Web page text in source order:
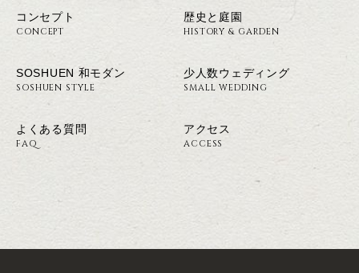
コンセプト
CONCEPT
歴史と庭園
HISTORY & GARDEN
SOSHUEN 和モダン
SOSHUEN STYLE
少人数ウェディング
SMALL WEDDING
よくある質問
FAQ
アクセス
ACCESS